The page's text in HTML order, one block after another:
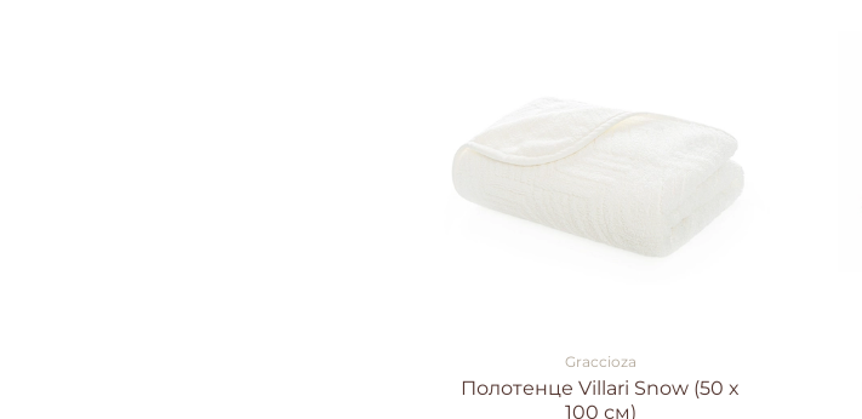
Graccioza
Полотенце Villari Snow (50 x
100 см)